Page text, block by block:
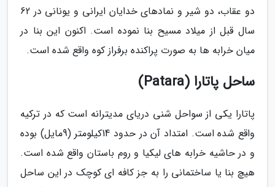
دو عقاب، دو شیر و نمادهای خدایان ایرانی و یونانی در 62
سال قبل از میلاد مسیح بنا نموده است. اکنون این بنا در
میان خرابه ها به صورت پراکنده برفراز کوه واقع شده است.
ساحل پاتارا (Patara)
پاتارا یکی از سواحل شنی دریای مدیترانه است که در ترکیه
واقع شده است. امتداد آن در حدود 14کیلومتر (9مایل) بوده
و در حاشیه خرابه های لیکیا و روم باستان واقع شده است.
هیچ بنا یا ساختمانی را به جز کافه ای کوچک در این ساحل